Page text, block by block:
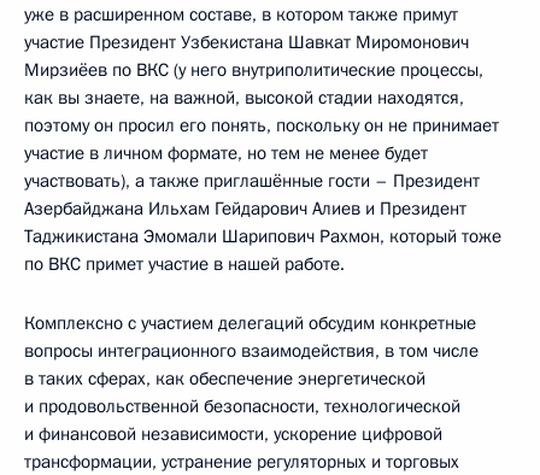
уже в расширенном составе, в котором также примут
участие Президент Узбекистана Шавкат Миромонович
Мирзиёев по ВКС (у него внутриполитические процессы,
как вы знаете, на важной, высокой стадии находятся,
поэтому он просил его понять, поскольку он не принимает
участие в личном формате, но тем не менее будет
участвовать), а также приглашённые гости – Президент
Азербайджана Ильхам Гейдарович Алиев и Президент
Таджикистана Эмомали Шарипович Рахмон, который тоже
по ВКС примет участие в нашей работе.
Комплексно с участием делегаций обсудим конкретные
вопросы интеграционного взаимодействия, в том числе
в таких сферах, как обеспечение энергетической
и продовольственной безопасности, технологической
и финансовой независимости, ускорение цифровой
трансформации, устранение регуляторных и торговых